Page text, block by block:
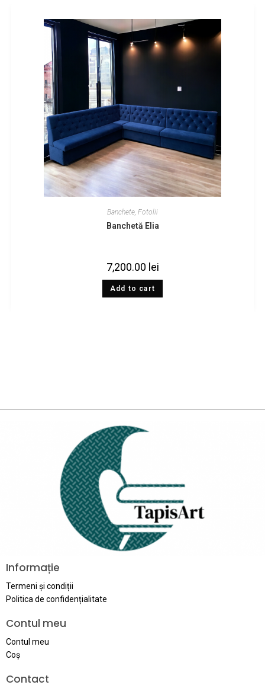
Banchete, Fotolii
Banchetă Elia
7,200.00 lei
Add to cart
Informație
Termeni și condiții
Politica de confidențialitate
Contul meu
Contul meu
Coş
Contact